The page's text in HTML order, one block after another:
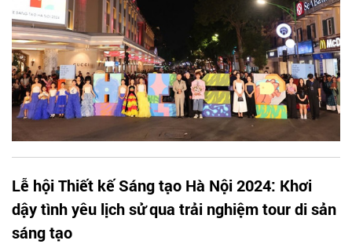
Lễ hội Thiết kế Sáng tạo Hà Nội 2024: Khơi
dậy tình yêu lịch sử qua trải nghiệm tour di sản
sáng tạo